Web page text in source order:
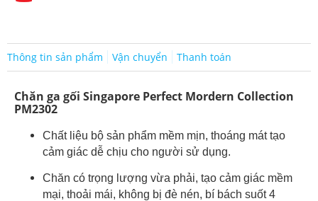
Thông tin sản phẩm Vận chuyển Thanh toán
Chăn ga gối Singapore Perfect Mordern Collection
PM2302
Chất liệu bộ sản phẩm mềm mịn, thoáng mát tạo
cảm giác dễ chịu cho người sử dụng.
Chăn có trọng lượng vừa phải, tạo cảm giác mềm
mại, thoải mái, không bị đè nén, bí bách suốt 4